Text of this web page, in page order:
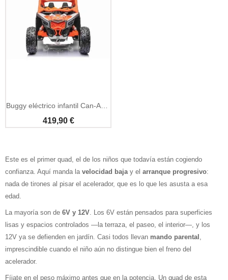
419,90 €
Este es el primer quad, el de los niños que todavía están cogiendo
confianza. Aquí manda la velocidad baja y el arranque progresivo:
nada de tirones al pisar el acelerador, que es lo que les asusta a esa
edad.
La mayoría son de 6V y 12V . Los 6V están pensados para superficies
lisas y espacios controlados —la terraza, el paseo, el interior—, y los
12V ya se defienden en jardín. Casi todos llevan mando parental
imprescindible cuando el niño aún no distingue bien el freno del
acelerador.
Fíjate en el peso máximo antes que en la potencia. Un quad de esta